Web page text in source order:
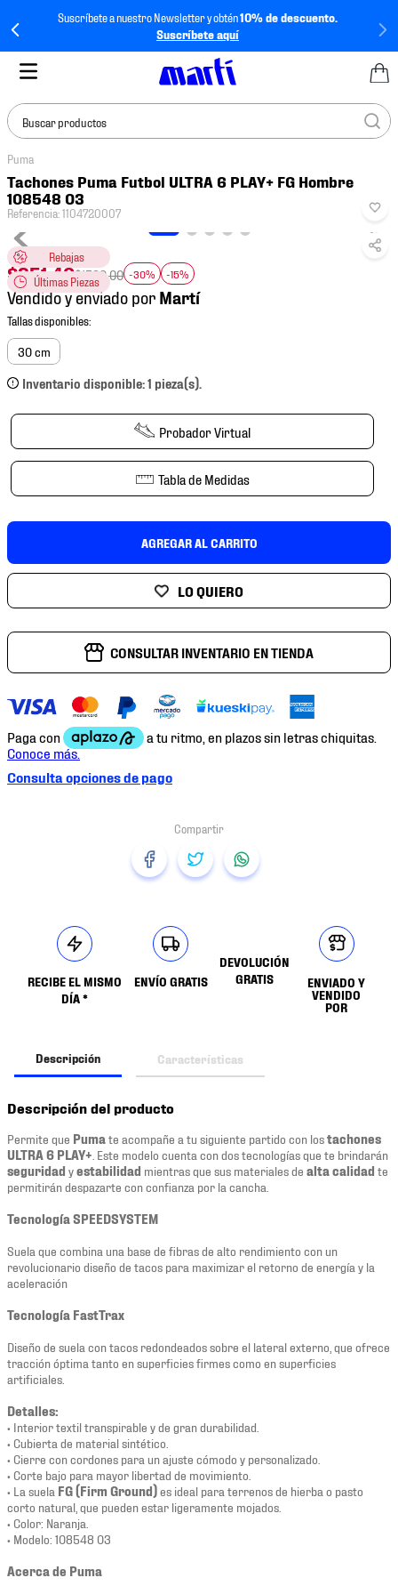
Suscríbete a nuestro Newsletter y obtén10% de descuento.
Suscríbete aquí
Buscar productos
Puma
Tachones Puma Futbol ULTRA 6 PLAY+ FG Hombre
108548 03
Referencia:1104720007
Rebajas
Últimas Piezas
$951.40$1599.00 -30% -15%
Vendido y enviado por
30 cm
Inventario disponible: 1 pieza(s).
Probador Virtual
Tabla de Medidas
AGREGAR AL CARRITO
CONSULTAR INVENTARIO EN TIENDA
Consulta opciones de pago
RECIBE EL MISMO
DÍA *
ENVÍO GRATIS
DEVOLUCIÓN
GRATIS
ENVIADO Y
VENDIDO
POR
Descripción Características
Descripción del producto
Permite que Puma te acompañe a tu siguiente partido con lostachones
ULTRA 6 PLAY+ . Este modelo cuenta con dos tecnologías que te brindarán
seguridad yestabilidad mientras que sus materiales de alta calidad te
permitirán despazarte con confianza por la cancha.
Tecnología SPEEDSYSTEM
Suela que combina una base de fibras de alto rendimiento con un
revolucionario diseño de tacos para maximizar el retorno de energía y la
aceleración
Tecnología FastTrax
Diseño de suela con tacos redondeados sobre el lateral externo, que ofrece
tracción óptima tanto en superficies firmes como en superficies
artificiales.
Detalles:
• Interior textil transpirable y de gran durabilidad.
• Cubierta de material sintético.
• Cierre con cordones para un ajuste cómodo y personalizado.
• Corte bajo para mayor libertad de movimiento.
• La suela FG (Firm Ground)es ideal para terrenos de hierba o pasto
corto natural, que pueden estar ligeramente mojados.
• Color: Naranja.
• Modelo: 108548 03
Acerca de Puma
TÉRMINOS MÁS
BUSCADOS
1.
tenis mujer
2.
tenis hombre
3.
tenis
4
tenis futbol
5.
jersey
6.
mochila
10. tenis nike